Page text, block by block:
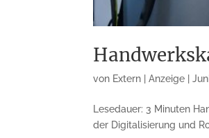
von Extern | Anzeige |
Lesedauer: 3 Minuten
der Digitalisierung und